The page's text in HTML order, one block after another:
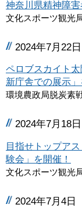
神奈川県精神障
文化スポーツ観光
2024年7月22
ペロブスカイト
新庁舎での展示」
環境農政局脱炭素
2024年7月18日
目指せトップア
験会」を開催！
文化スポーツ観光
2024年7月4日